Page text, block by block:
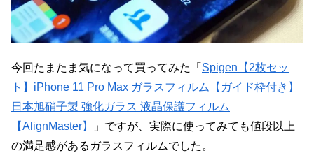
今回たまたま気になって買ってみた「 Spigen【2枚セッ
ト】iPhone 11 Pro Max ガラスフィルム【ガイド枠付き】
日本旭硝子製 強化ガラス 液晶保護フィルム
【AlignMaster】
」ですが、実際に使ってみても値段以上
の満足感があるガラスフィルムでした。